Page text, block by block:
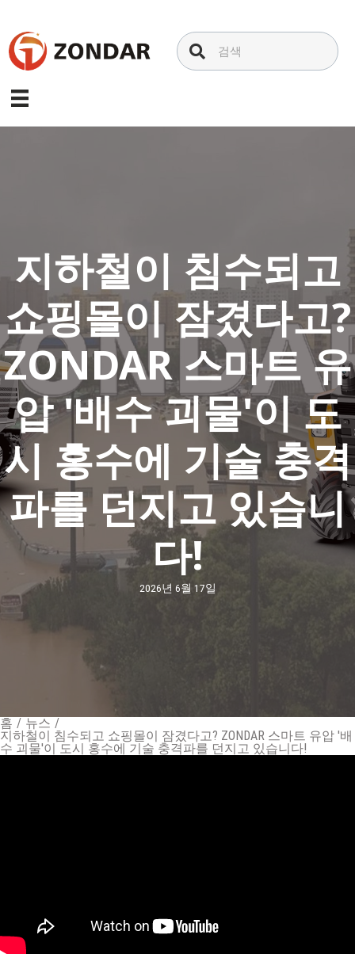
으
뛰
지하철이 침수되고
쇼핑몰이 잠겼다고?
ZONDAR 스마트 유
압 '배수 괴물'이 도
시 홍수에 기술 충격
파를 던지고 있습니
다!
2026년 6월 17일
홈 / 뉴스 /
지하철이 침수되고 쇼핑몰이 잠겼다고? ZONDAR 스마트 유압 '배
수 괴물'이 도시 홍수에 기술 충격파를 던지고 있습니다!